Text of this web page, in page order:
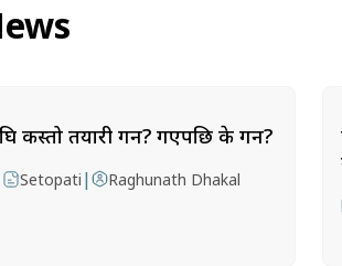
कस्तो तयारी गर्ने? गएपछि के गर्ने?
Setopati | Raghunath Dhakal